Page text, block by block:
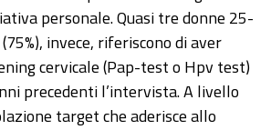
personale. Quasi tre donne 25-
invece, riferiscono di aver
cervicale (Pap-test o Hpv test)
precedenti l’intervista. A livello
target che aderisce allo